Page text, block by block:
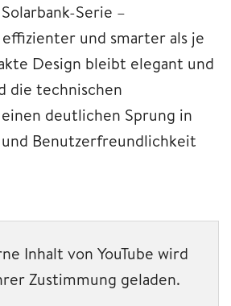
Serie –
und smarter als je
Design bleibt elegant und
die technischen
deutlichen Sprung in
Benutzerfreundlichkeit
Inhalt von YouTube wird
Zustimmung geladen.